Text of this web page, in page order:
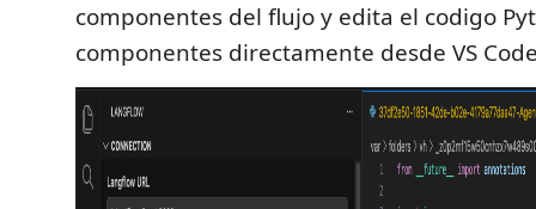
componentes del flujo y edita el codigo
componentes directamente desde VS